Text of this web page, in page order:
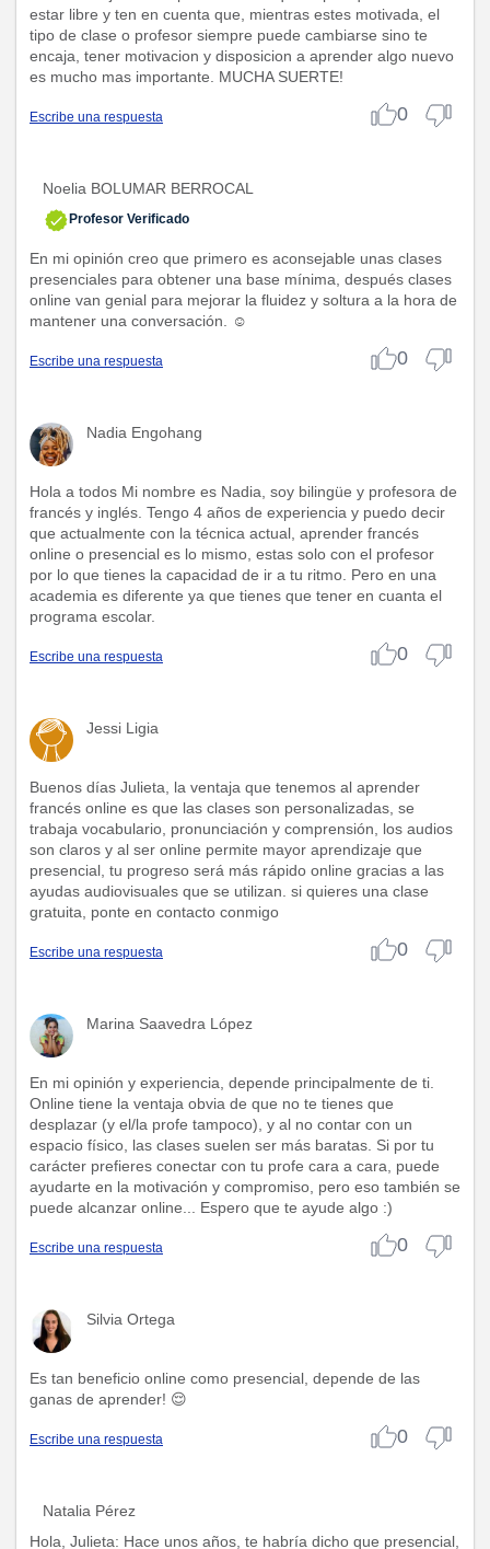
estar libre y ten en cuenta que, mientras estes motivada, el
tipo de clase o profesor siempre puede cambiarse sino te
encaja, tener motivacion y disposicion a aprender algo nuevo
es mucho mas importante. MUCHA SUERTE!
Escribe una respuesta 0
Noelia BOLUMAR BERROCAL
Profesor Verificado
En mi opinión creo que primero es aconsejable unas clases
presenciales para obtener una base mínima, después clases
online van genial para mejorar la fluidez y soltura a la hora de
mantener una conversación. ☺️
Escribe una respuesta 0
Nadia Engohang
Hola a todos Mi nombre es Nadia, soy bilingüe y profesora de
francés y inglés. Tengo 4 años de experiencia y puedo decir
que actualmente con la técnica actual, aprender francés
online o presencial es lo mismo, estas solo con el profesor
por lo que tienes la capacidad de ir a tu ritmo. Pero en una
academia es diferente ya que tienes que tener en cuanta el
programa escolar.
Escribe una respuesta 0
Jessi Ligia
Buenos días Julieta, la ventaja que tenemos al aprender
francés online es que las clases son personalizadas, se
trabaja vocabulario, pronunciación y comprensión, los audios
son claros y al ser online permite mayor aprendizaje que
presencial, tu progreso será más rápido online gracias a las
ayudas audiovisuales que se utilizan. si quieres una clase
gratuita, ponte en contacto conmigo
Escribe una respuesta 0
Marina Saavedra López
En mi opinión y experiencia, depende principalmente de ti.
Online tiene la ventaja obvia de que no te tienes que
desplazar (y el/la profe tampoco), y al no contar con un
espacio físico, las clases suelen ser más baratas. Si por tu
carácter prefieres conectar con tu profe cara a cara, puede
ayudarte en la motivación y compromiso, pero eso también se
puede alcanzar online... Espero que te ayude algo :)
Escribe una respuesta 0
Silvia Ortega
Es tan beneficio online como presencial, depende de las
ganas de aprender! 😌
Escribe una respuesta 0
Natalia Pérez
Hola, Julieta: Hace unos años, te habría dicho que presencial,